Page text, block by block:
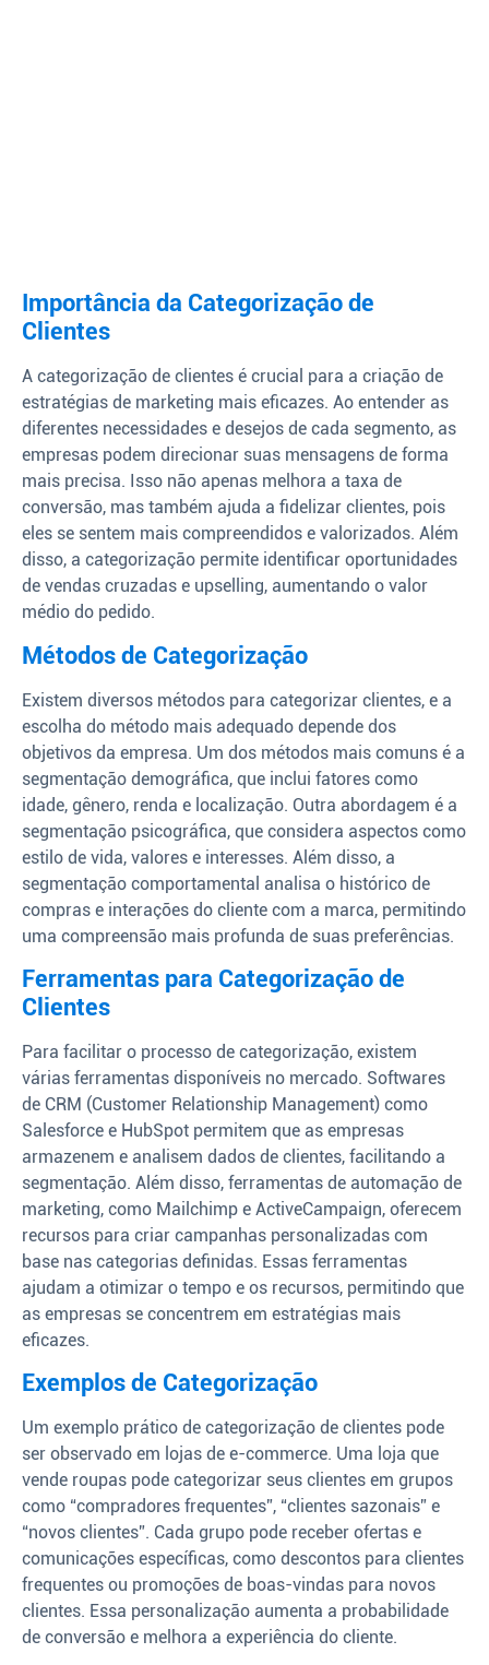
Importância da Categorização de
Clientes
A categorização de clientes é crucial para a criação de
estratégias de marketing mais eficazes. Ao entender as
diferentes necessidades e desejos de cada segmento, as
empresas podem direcionar suas mensagens de forma
mais precisa. Isso não apenas melhora a taxa de
conversão, mas também ajuda a fidelizar clientes, pois
eles se sentem mais compreendidos e valorizados. Além
disso, a categorização permite identificar oportunidades
de vendas cruzadas e upselling, aumentando o valor
médio do pedido.
Métodos de Categorização
Existem diversos métodos para categorizar clientes, e a
escolha do método mais adequado depende dos
objetivos da empresa. Um dos métodos mais comuns é a
segmentação demográfica, que inclui fatores como
idade, gênero, renda e localização. Outra abordagem é a
segmentação psicográfica, que considera aspectos como
estilo de vida, valores e interesses. Além disso, a
segmentação comportamental analisa o histórico de
compras e interações do cliente com a marca, permitindo
uma compreensão mais profunda de suas preferências.
Ferramentas para Categorização de
Clientes
Para facilitar o processo de categorização, existem
várias ferramentas disponíveis no mercado. Softwares
de CRM (Customer Relationship Management) como
Salesforce e HubSpot permitem que as empresas
armazenem e analisem dados de clientes, facilitando a
segmentação. Além disso, ferramentas de automação de
marketing, como Mailchimp e ActiveCampaign, oferecem
recursos para criar campanhas personalizadas com
base nas categorias definidas. Essas ferramentas
ajudam a otimizar o tempo e os recursos, permitindo que
as empresas se concentrem em estratégias mais
eficazes.
Exemplos de Categorização
Um exemplo prático de categorização de clientes pode
ser observado em lojas de e-commerce. Uma loja que
vende roupas pode categorizar seus clientes em grupos
como “compradores frequentes”, “clientes sazonais” e
“novos clientes”. Cada grupo pode receber ofertas e
comunicações específicas, como descontos para clientes
frequentes ou promoções de boas-vindas para novos
clientes. Essa personalização aumenta a probabilidade
de conversão e melhora a experiência do cliente.